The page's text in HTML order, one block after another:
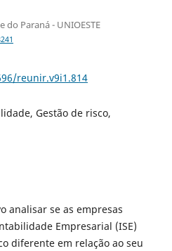
do Paraná - UNIOESTE
reunir.v9i1.814
Gestão de risco,
analisar se as empresas
Empresarial (ISE)
diferente em relação ao seu